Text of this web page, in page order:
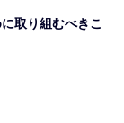
取り組むべきこ